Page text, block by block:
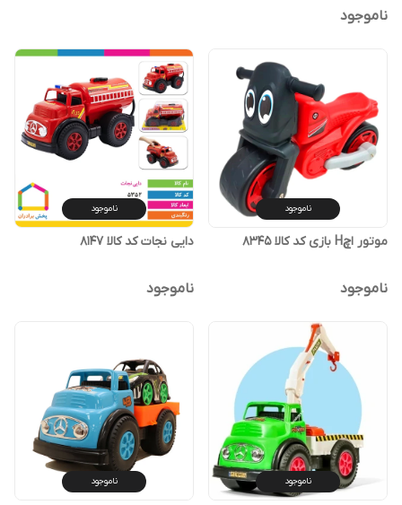
ناموجود
ناموجود
موتور اچH بازی کد کالا ۸۳۴۵
ناموجود
ناموجود
دایی نجات کد کالا ۸۱۴۷
ناموجود
ناموجود ناموجود